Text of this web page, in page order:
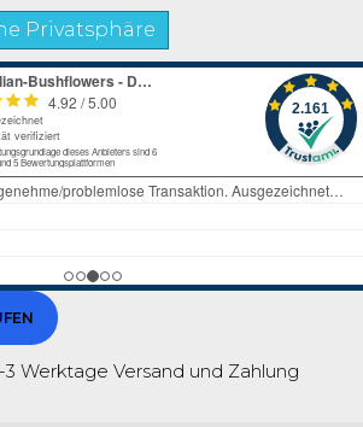
Privatsphäre
3 Werktage Versand und Zahlung